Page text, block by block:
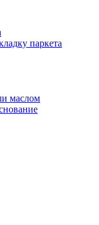
паркета
маслом